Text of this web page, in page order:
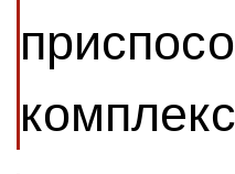
комплекс